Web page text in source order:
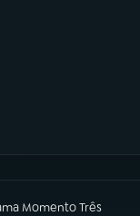
Momento Três